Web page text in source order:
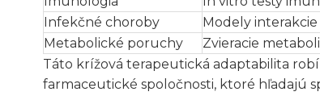
Infekčné choroby
Modely
Metabolické poruchy
Zvieracie
Táto krížová terapeutická adaptabilita
farmaceutické spoločnosti, ktoré hľadajú